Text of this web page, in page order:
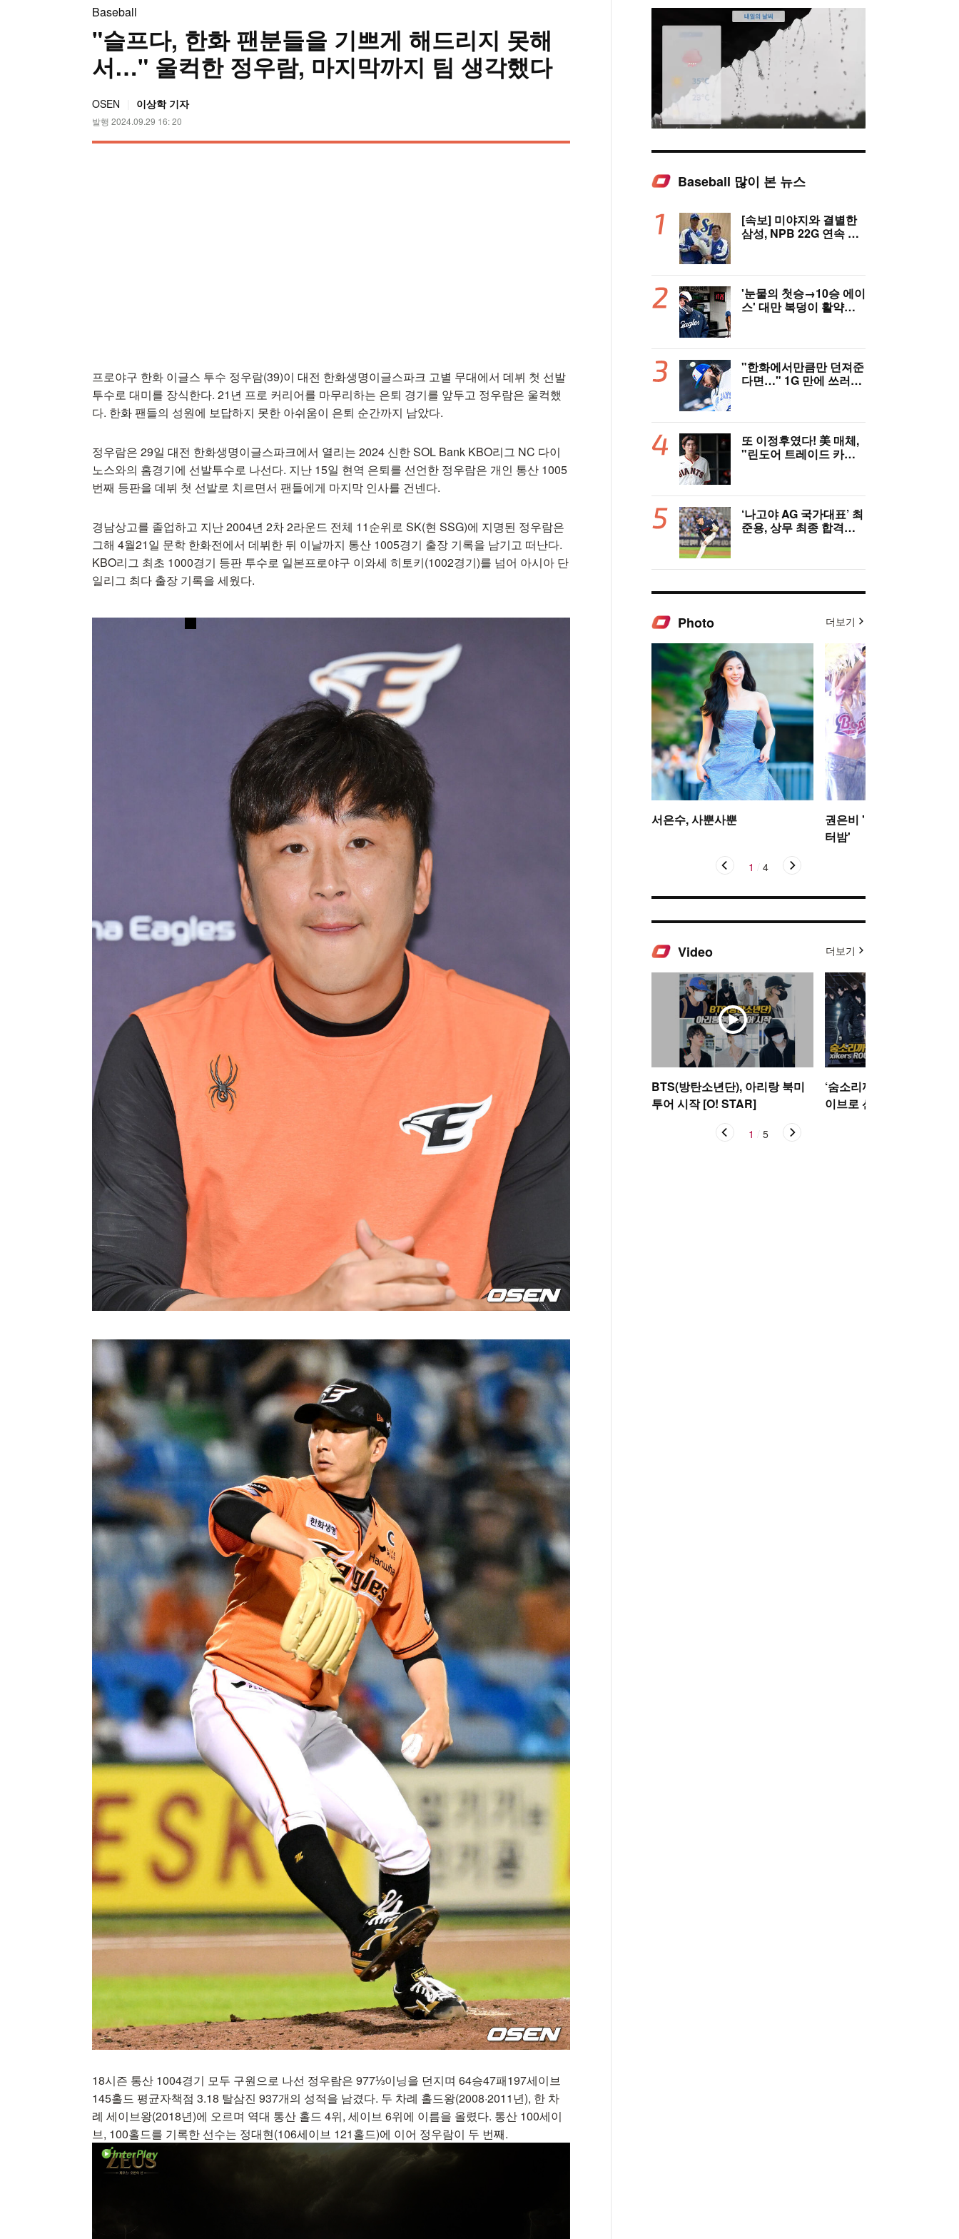
Baseball
"슬프다, 한화 팬분들을 기쁘게 해드리지 못해
서…" 울컥한 정우람, 마지막까지 팀 생각했다
OSEN 이상학 기자
발행 2024.09.29 16: 20
프로야구 한화 이글스 투수 정우람(39)이 대전 한화생명이글스파크 고별 무대에서 데뷔 첫 선발
투수로 대미를 장식한다. 21년 프로 커리어를 마무리하는 은퇴 경기를 앞두고 정우람은 울컥했
다. 한화 팬들의 성원에 보답하지 못한 아쉬움이 은퇴 순간까지 남았다.
정우람은 29일 대전 한화생명이글스파크에서 열리는 2024 신한 SOL Bank KBO리그 NC 다이
노스와의 홈경기에 선발투수로 나선다. 지난 15일 현역 은퇴를 선언한 정우람은 개인 통산 1005
번째 등판을 데뷔 첫 선발로 치르면서 팬들에게 마지막 인사를 건넨다.
경남상고를 졸업하고 지난 2004년 2차 2라운드 전체 11순위로 SK(현 SSG)에 지명된 정우람은
그해 4월21일 문학 한화전에서 데뷔한 뒤 이날까지 통산 1005경기 출장 기록을 남기고 떠난다.
KBO리그 최초 1000경기 등판 투수로 일본프로야구 이와세 히토키(1002경기)를 넘어 아시아 단
일리그 최다 출장 기록을 세웠다.
18시즌 통산 1004경기 모두 구원으로 나선 정우람은 977⅓이닝을 던지며 64승47패197세이브
145홀드 평균자책점 3.18 탈삼진 937개의 성적을 남겼다. 두 차례 홀드왕(2008·2011년), 한 차
례 세이브왕(2018년)에 오르며 역대 통산 홀드 4위, 세이브 6위에 이름을 올렸다. 통산 100세이
브, 100홀드를 기록한 선수는 정대현(106세이브 121홀드)에 이어 정우람이 두 번째.
Baseball 많이 본 뉴스
[속보] 미야지와 결별한
삼성, NPB 22G 연속 무
'눈물의 첫승→10승 에이
스' 대만 복덩이 활약에
"한화에서만큼만 던져준
다면…" 1G 만에 쓰러진
또 이정후였다! 美 매체,
"린도어 트레이드 카드
‘나고야 AG 국가대표’ 최
준용, 상무 최종 합격…
Photo 더보기
서은수, 사뿐사뿐
권은비 '야구장 더위 날리
터밤'
1 4
Video 더보기
BTS(방탄소년단), 아리랑 북미
투어 시작 [O! STAR]
‘숨소리까지 들려’ 싸이커
이브로 선보이는 신곡
1 5